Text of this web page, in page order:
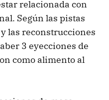
relacionada con
Según las pistas
las reconstrucciones
3 eyecciones de
como alimento al